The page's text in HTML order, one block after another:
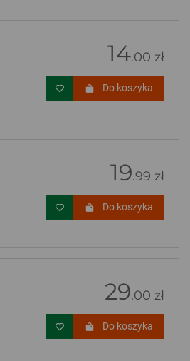
14.00 zł
Do koszyka
19.99 zł
Do koszyka
29.00 zł
Do koszyka